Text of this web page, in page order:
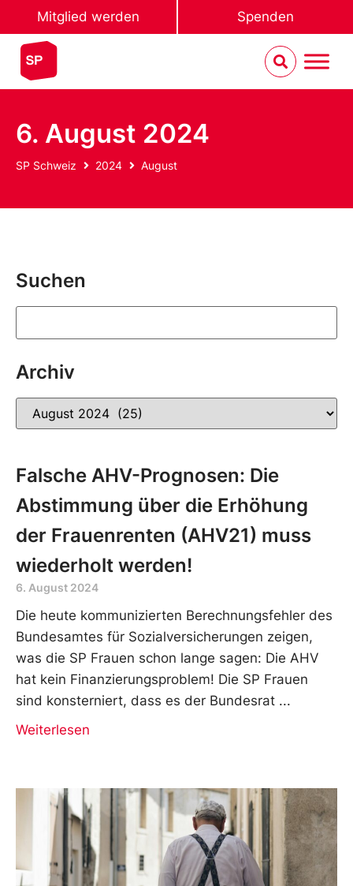
Mitglied werden Spenden
6. August 2024
SP Schweiz 2024 August
Suchen
Archiv
Falsche AHV-Prognosen: Die
Abstimmung über die Erhöhung
der Frauenrenten (AHV21) muss
wiederholt werden!
6. August 2024
Die heute kommunizierten Berechnungsfehler des
Bundesamtes für Sozialversicherungen zeigen,
was die SP Frauen schon lange sagen: Die AHV
hat kein Finanzierungsproblem! Die SP Frauen
sind konsterniert, dass es der Bundesrat
Weiterlesen